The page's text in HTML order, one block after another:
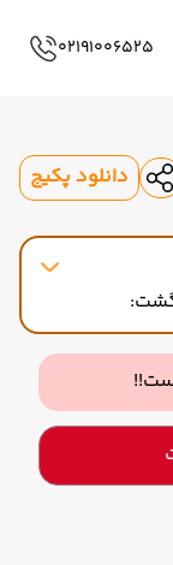
02191006525
دانلود پکیج